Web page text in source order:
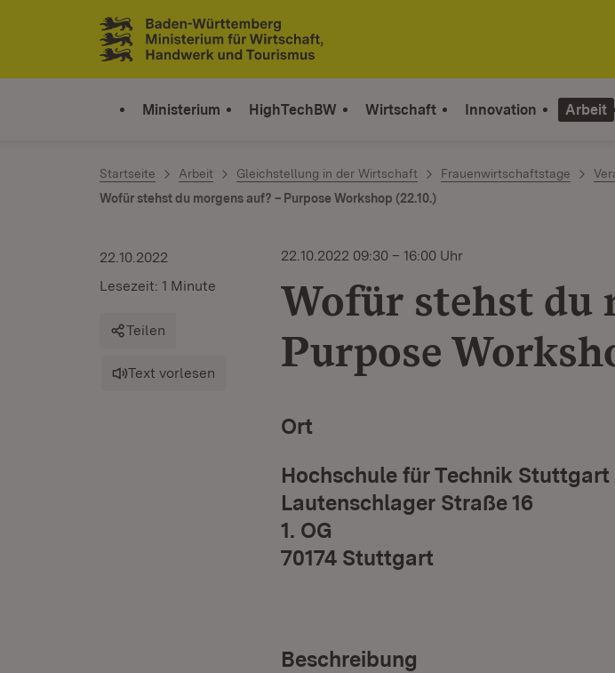
Zum Inhalt springen
Link zur Startseite
Ministerium HighTechBW Wirtschaft Innovation Arbeit
Startseite Arbeit Gleichstellung in der Wirtschaft Frauenwirtschaftstage
Wofür stehst du morgens auf? – Purpose Workshop (22.10.)
22.10.2022 09:30 – 16:00 Uhr
Wofür stehst du
Purpose
22.10.2022
Lesezeit: 1 Minute
Teilen
Text vorlesen
Ort
Hochschule für Technik Stuttgart
Lautenschlager Straße 16
1. OG
70174 Stuttgart
Beschreibung